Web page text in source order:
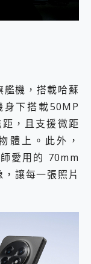
機，搭載哈蘇
下搭載50MP
，且支援微距
體上。此外，
愛用的 70mm
讓每一張照片